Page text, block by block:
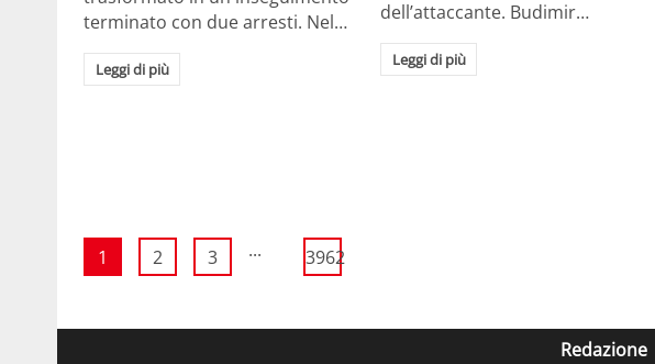
terminato con due arresti. Nel…
Leggi di più
dell’attaccante. Budimir…
Leggi di più
1 2 3 ... 3962
Redazione